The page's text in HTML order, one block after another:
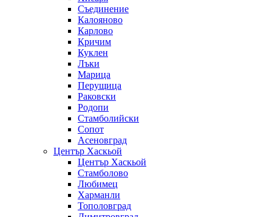
Съединение
Калояново
Карлово
Кричим
Куклен
Лъки
Марица
Перущица
Раковски
Родопи
Стамболийски
Сопот
Асеновград
Център Хаскьой
Център Хаскьой
Стамболово
Любимец
Харманли
Тополовград